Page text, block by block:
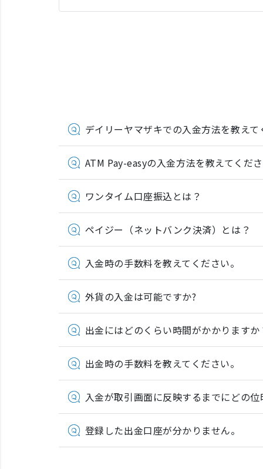
デイリーヤマザキでの入金方法を教えて
ATM Pay-easyの入金方法を教えてくだ
ワンタイム口座振込とは？
ペイジー（ネットバンク決済）とは？
入金時の手数料を教えてください。
外貨の入金は可能ですか?
出金にはどのくらい時間がかかりますか
出金時の手数料を教えてください。
入金が取引画面に反映するまでにどの
登録した出金口座が分かりません。